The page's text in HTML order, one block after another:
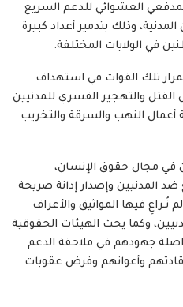
العشوائي للدعم السريع
وذلك بتدمير أعداد كبيرة
في الولايات المختلفة.
تلك القوات في استهداف
والتهجير القسري للمدنيين
النهب والسرقة والتخريب
في مجال حقوق الإنسان،
المدنيين وإصدار إدانة صريحة
تُـراعِ فيها المواثيق والأعراف
وكما يحث الهيئات الحقوقية
جهودهم في ملاحقة الدعم
وأعوانهم وفرض عقوبات